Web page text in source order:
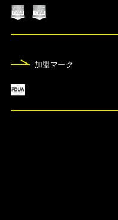
8月5日
カードローンおすす
比較【2026年版】
8月5日
コストコで使えるク
選！即日発行可能な
審査の甘いカードロ
【2026年】即日融
審査なしで借りやす
加盟マーク